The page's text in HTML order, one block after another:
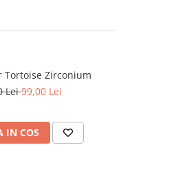
Tortoise Zirconium
Lei99,00 Lei
IN COS